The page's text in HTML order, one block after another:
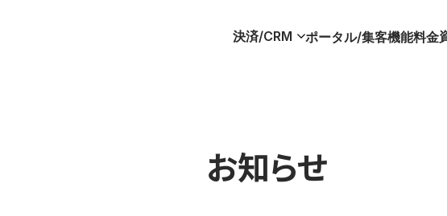
決済/CRM ポータル/集客機能料金
お知らせ